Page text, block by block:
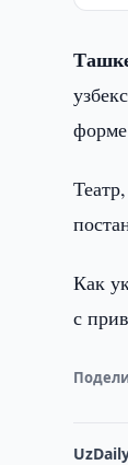
форме
Как
с